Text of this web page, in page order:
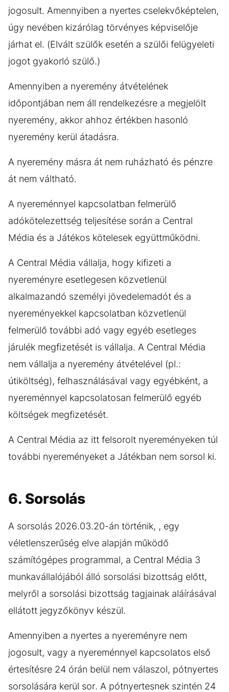
jogosult. Amennyiben a nyertes cselekvőképtelen,
úgy nevében kizárólag törvényes képviselője
járhat el. (Elvált szülők esetén a szülői felügyeleti
jogot gyakorló szülő.)
Amennyiben a nyeremény átvételének
időpontjában nem áll rendelkezésre a megjelölt
nyeremény, akkor ahhoz értékben hasonló
nyeremény kerül átadásra.
A nyeremény másra át nem ruházható és pénzre
át nem váltható.
A nyereménnyel kapcsolatban felmerülő
adókötelezettség teljesítése során a Central
Média és a Játékos kötelesek együttműködni.
A Central Média vállalja, hogy kifizeti a
nyereményre esetlegesen közvetlenül
alkalmazandó személyi jövedelemadót és a
nyereményekkel kapcsolatban közvetlenül
felmerülő további adó vagy egyéb esetleges
járulék megfizetését is vállalja. A Central Média
nem vállalja a nyeremény átvételével (pl.:
útiköltség), felhasználásával vagy egyébként, a
nyereménnyel kapcsolatosan felmerülő egyéb
költségek megfizetését.
A Central Média az itt felsorolt nyereményeken túl
további nyereményeket a Játékban nem sorsol ki.
6. Sorsolás
A sorsolás 2026.03.20-án történik, , egy
véletlenszerűség elve alapján működő
számítógépes programmal, a Central Média 3
munkavállalójából álló sorsolási bizottság előtt,
melyről a sorsolási bizottság tagjainak aláírásával
ellátott jegyzőkönyv készül.
Amennyiben a nyertes a nyereményre nem
jogosult, vagy a nyereménnyel kapcsolatos első
értesítésre 24 órán belül nem válaszol, pótnyertes
sorsolására kerül sor. A pótnyertesnek szintén 24